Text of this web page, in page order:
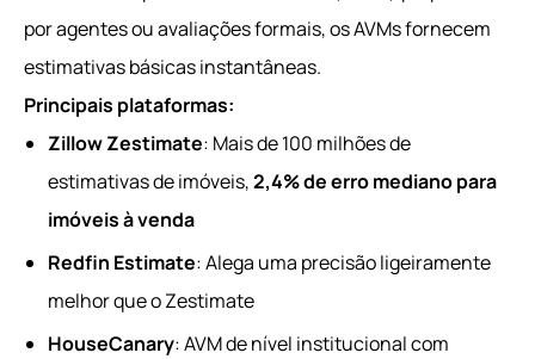
por agentes ou avaliações formais, os AVMs fornecem
estimativas básicas instantâneas.
Principais plataformas:
Zillow Zestimate: Mais de 100 milhões de
estimativas de imóveis,2,4% de erro mediano para
imóveis à venda
Redfin Estimate: Alega uma precisão ligeiramente
melhor que o Zestimate
HouseCanary: AVM de nível institucional com